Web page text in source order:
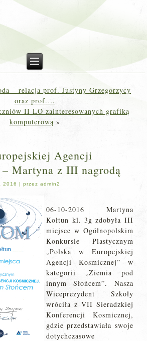
– relacja prof. Justyny Grzegorzycy
oraz prof.…
II LO zainteresowanych grafiką
komputerową »
Agencji
Martyna z III nagrodą
2016 |przez admin2
06-10-2016 ​Martyna
Kołtun kl. 3g zdobyła III
miejsce w Ogólnopolskim
Konkursie Plastycznym
„Polska w Europejskiej
Agencji Kosmicznej” w
kategorii „Ziemia pod
innym Słońcem”. Nasza
Wiceprezydent Szkoły
wróciła z VII Sieradzkiej
Konferencji Kosmicznej,
gdzie przedstawiała swoje
dotychczasowe